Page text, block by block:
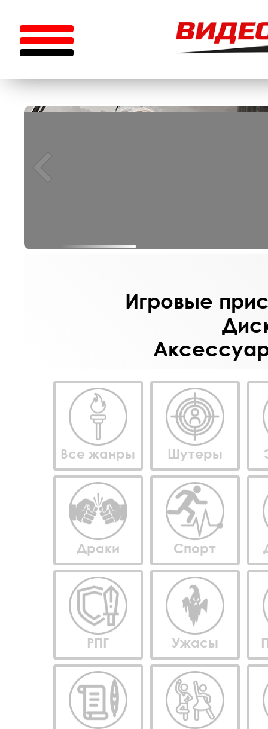
Игровые
Все жанры Шутеры
Драки Спорт
РПГ Ужасы